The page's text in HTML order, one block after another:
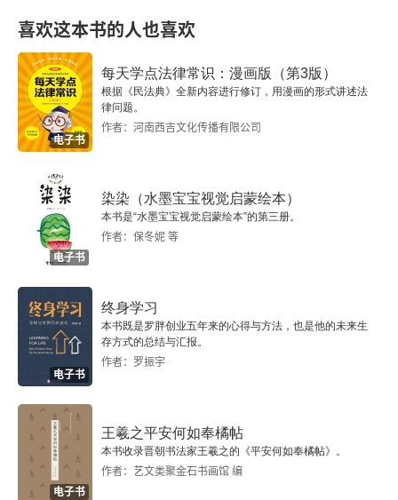
喜欢这本书的人也喜欢
电子书
每天学点法律常识：漫画版（第3版）
根据《民法典》全新内容进行修订，用漫画的形式讲述法
律问题。
作者：河南西吉文化传播有限公司
电子书
染染（水墨宝宝视觉启蒙绘本）
本书是“水墨宝宝视觉启蒙绘本”的第三册。
作者：保冬妮 等
电子书
终身学习
本书既是罗胖创业五年来的心得与方法，也是他的未来生
存方式的总结与汇报。
作者：罗振宇
电子书
王羲之平安何如奉橘帖
本书收录晋朝书法家王羲之的《平安何如奉橘帖》。
作者：艺文类聚金石书画馆 编